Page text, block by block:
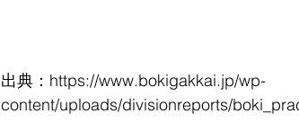
出典：https://www.bokigakkai.jp/wp-
content/uploads/divisionreports/